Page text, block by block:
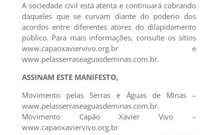
A sociedade civil está atenta e continuará cobrando
daqueles que se curvam diante do poderio dos
acordos entre diferentes atores do dilapidamento
público. Para mais informações, consulte os sítios
www.capaoxaviervivo.org.br e
www.pelasserraseaguasdeminas.com.br.
ASSINAM ESTE MANIFESTO,
Movimento pelas Serras e Águas de Minas –
www.pelasserraseaguasdeminas.com.br.
Movimento Capão Xavier Vivo –
www.capaoxaviervivo.org.br